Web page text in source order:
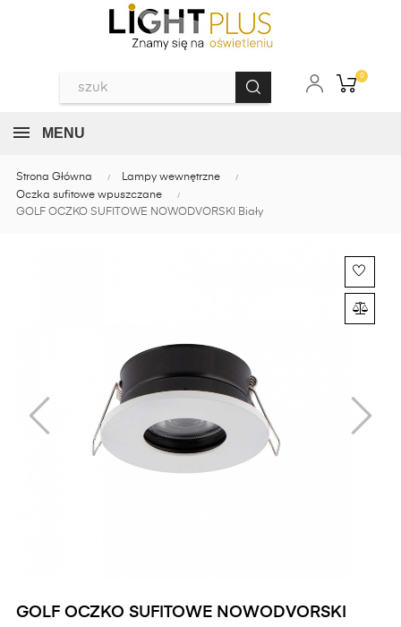
0
MENU
Strona Główna
Lampy wewnętrzne
Oczka sufitowe wpuszczane
GOLF OCZKO SUFITOWE NOWODVORSKI Biały
GOLF OCZKO SUFITOWE NOWODVORSKI